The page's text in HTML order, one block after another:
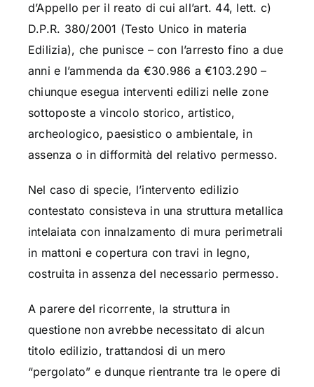
d’Appello per il reato di cui all’art. 44, lett. c)
D.P.R. 380/2001 (Testo Unico in materia
Edilizia), che punisce – con l’arresto fino a due
anni e l’ammenda da €30.986 a €103.290 –
chiunque esegua interventi edilizi nelle zone
sottoposte a vincolo storico, artistico,
archeologico, paesistico o ambientale, in
assenza o in difformità del relativo permesso.
Nel caso di specie, l’intervento edilizio
contestato consisteva in una struttura metallica
intelaiata con innalzamento di mura perimetrali
in mattoni e copertura con travi in legno,
costruita in assenza del necessario permesso.
A parere del ricorrente, la struttura in
questione non avrebbe necessitato di alcun
titolo edilizio, trattandosi di un mero
“pergolato” e dunque rientrante tra le opere di